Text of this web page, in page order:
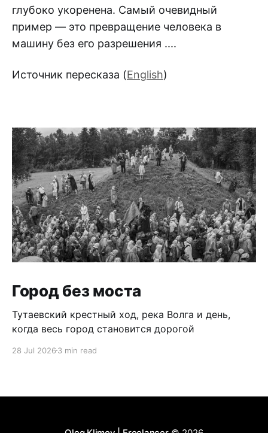
глубоко укоренена. Самый очевидный
пример — это превращение человека в
машину без его разрешения ....
Источник пересказа (English)
Город без моста
Тутаевский крестный ход, река Волга и день,
когда весь город становится дорогой
28 Jul 2026 3 min read